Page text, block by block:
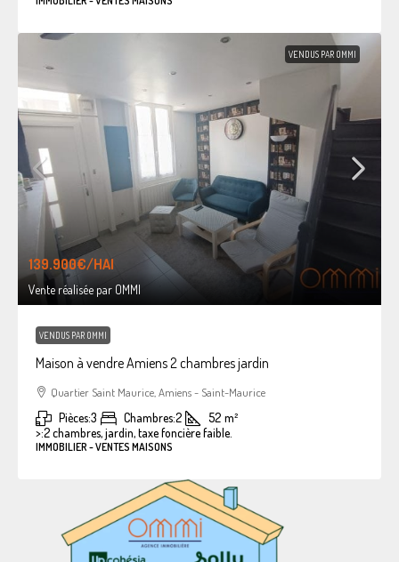
VENDUS PAR OMMI
139.900€/HAI
Vente réalisée par OMMI
VENDUS PAR OMMI
Maison à vendre Amiens 2 chambres jardin
Quartier Saint Maurice, Amiens - Saint-Maurice
Pièces:3 Chambres:2 52 m²
>:2 chambres, jardin, taxe foncière faible.
IMMOBILIER - VENTES MAISONS